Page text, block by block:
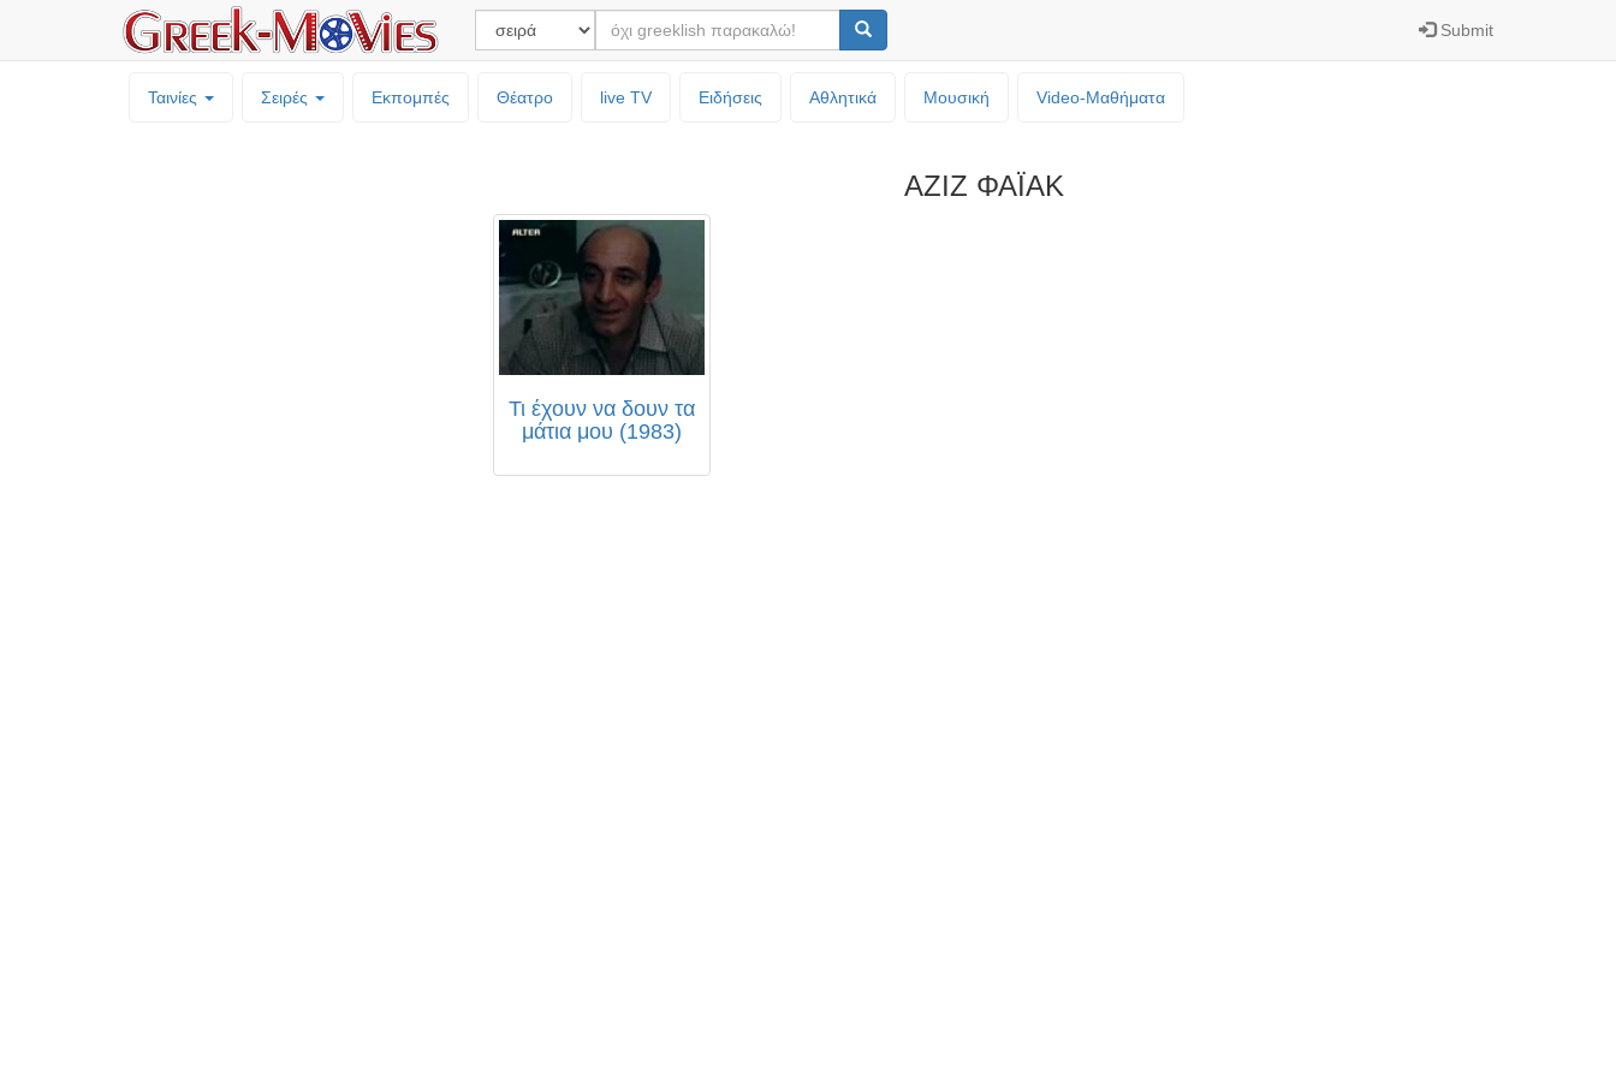
Submit
Ταινίες Σειρές Εκπομπές Θέατρο live TV Ειδήσεις Αθλητικά Μουσική Video-Mαθήματα
ΑΖΙΖ ΦΑΪΑΚ
Τι έχουν να δουν τα
μάτια μου (1983)